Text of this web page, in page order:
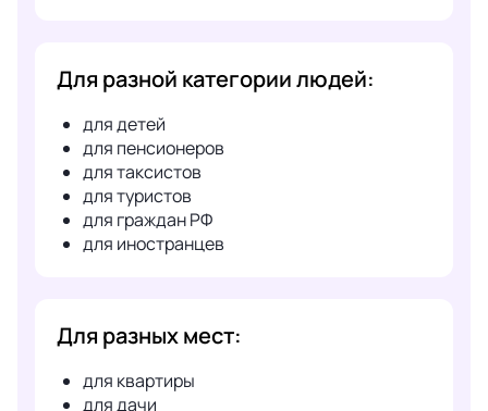
Для разной категории людей:
для детей
для пенсионеров
для таксистов
для туристов
для граждан РФ
для иностранцев
Для разных мест:
для квартиры
для дачи